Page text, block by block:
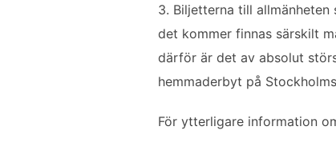
3. Biljetterna till
det kommer finnas särskilt
därför är det av absolut
hemmaderbyt på
För ytterligare information